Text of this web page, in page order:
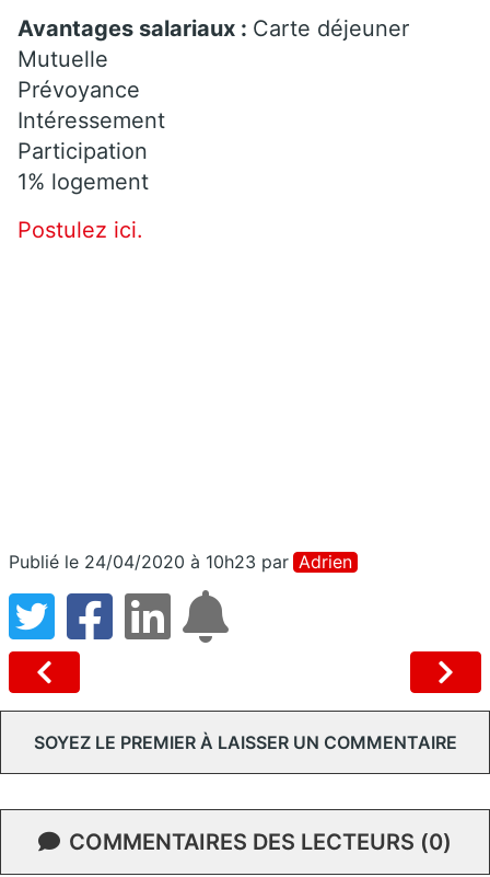
Avantages salariaux : Carte déjeuner
Mutuelle
Prévoyance
Intéressement
Participation
1% logement
Postulez ici.
Publié le 24/04/2020 à 10h23 par Adrien
SOYEZ LE PREMIER À LAISSER UN COMMENTAIRE
COMMENTAIRES DES LECTEURS (0)